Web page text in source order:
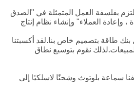
بفلسفة العمل المتمثلة في "الصدق
، وإعادة العملاء" وإنشاء نظام إنتاج
لدينا أول بنك طاقة بتصميم خاص بنا.لقد أكسبتنا
نقوم بتوسيع نطاق
عام 2013 ، أضفنا سماعة بلوتوث وشحنًا لاسلكيًا إلى